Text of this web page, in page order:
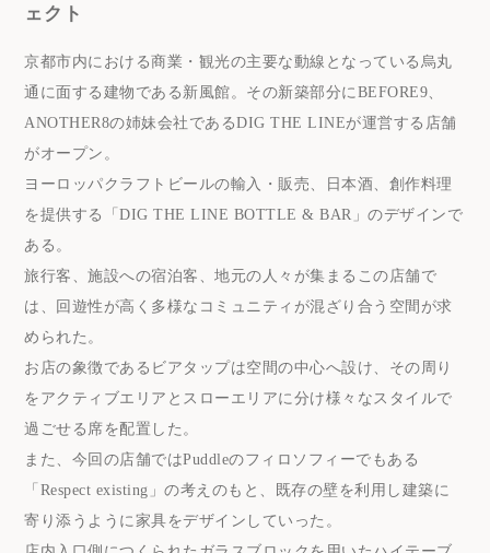
ェクト
京都市内における商業・観光の主要な動線となっている烏丸
通に面する建物である新風館。その新築部分にBEFORE9、
ANOTHER8の姉妹会社であるDIG THE LINEが運営する店舗
がオープン。
ヨーロッパクラフトビールの輸入・販売、日本酒、創作料理
を提供する「DIG THE LINE BOTTLE & BAR」のデザインで
ある。
旅行客、施設への宿泊客、地元の人々が集まるこの店舗で
は、回遊性が高く多様なコミュニティが混ざり合う空間が求
められた。
お店の象徴であるビアタップは空間の中心へ設け、その周り
をアクティブエリアとスローエリアに分け様々なスタイルで
過ごせる席を配置した。
また、今回の店舗ではPuddleのフィロソフィーでもある
「Respect existing」の考えのもと、既存の壁を利用し建築に
寄り添うように家具をデザインしていった。